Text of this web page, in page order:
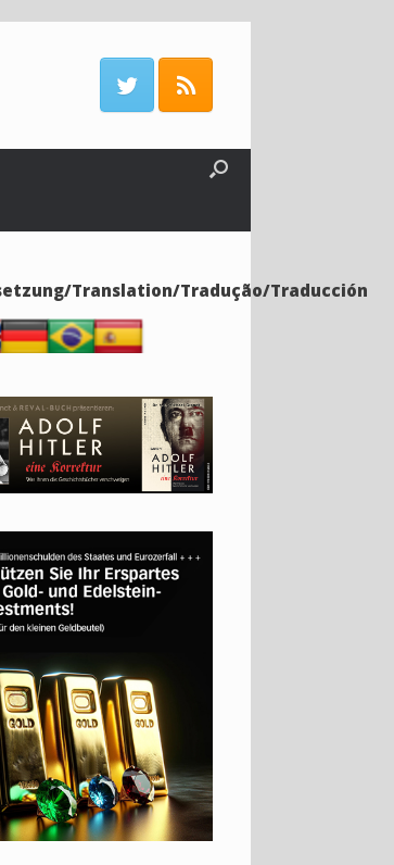
Translation/Tradução/Traducción